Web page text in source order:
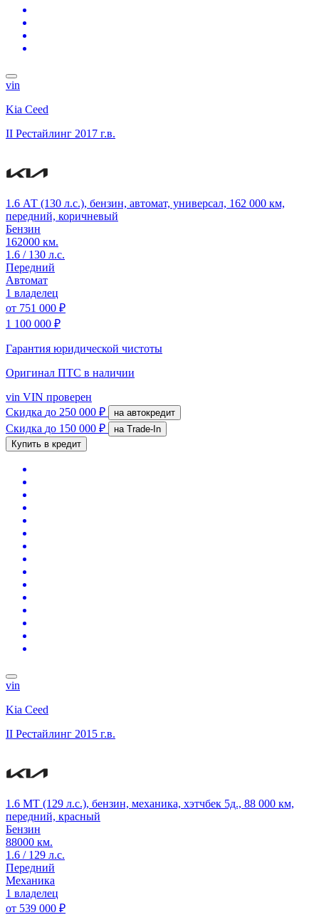
vin
Kia Ceed
II Рестайлинг 2017 г.в.
1.6 АТ (130 л.с.), бензин, автомат, универсал, 162 000 км,
передний, коричневый
Бензин
162000 км.
1.6 / 130 л.с.
Передний
Автомат
1 владелец
от 751 000 ₽
1 100 000 ₽
Гарантия юридической чистоты
Оригинал ПТС в наличии
vin VIN проверен
Скидка до 250 000 ₽ на автокредит
Скидка до 150 000 ₽
на Trade-In
Купить в кредит
vin
Kia Ceed
II Рестайлинг 2015 г.в.
1.6 MT (129 л.с.), бензин, механика, хэтчбек 5д., 88 000 км,
передний, красный
Бензин
88000 км.
1.6 / 129 л.с.
Передний
Механика
1 владелец
от 539 000 ₽